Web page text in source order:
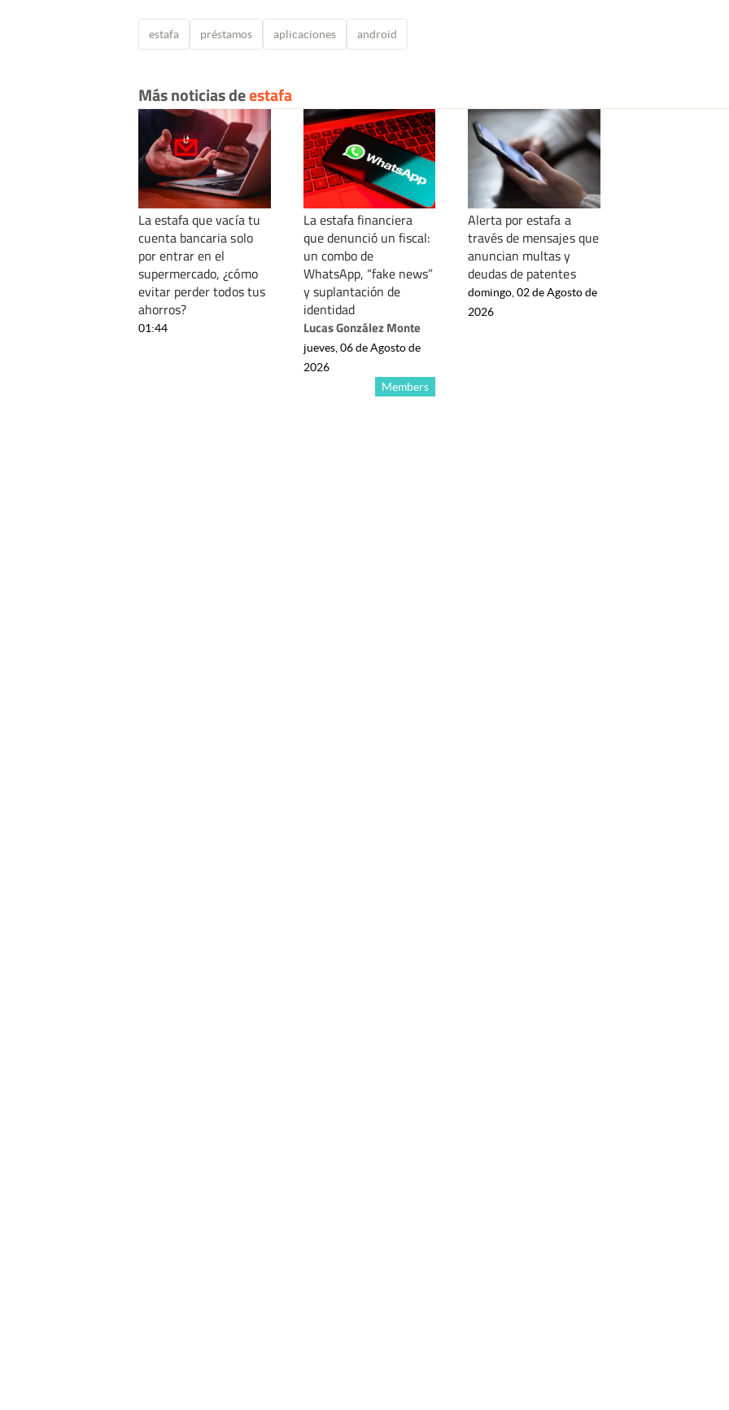
estafa préstamos aplicaciones android
Más noticias deestafa
La estafa que vacía tu
cuenta bancaria solo
por entrar en el
supermercado, ¿cómo
evitar perder todos tus
ahorros?
01:44
La estafa financiera
que denunció un fiscal:
un combo de
WhatsApp, “fake news”
y suplantación de
identidad
Lucas González Monte
Members
jueves, 06 de Agosto de
2026
Alerta por estafa a
través de mensajes que
anuncian multas y
deudas de patentes
domingo, 02 de Agosto de
2026